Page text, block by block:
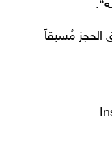
الحجز مُسبقاً